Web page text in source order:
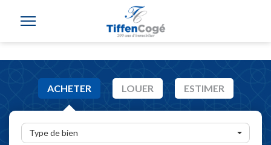
ACHETER LOUER ESTIMER
Type de bien